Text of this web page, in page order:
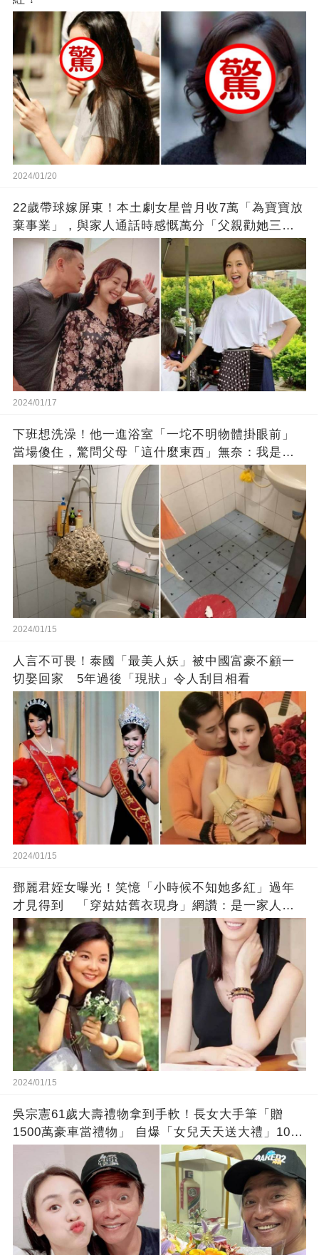
2024/01/20
22歲帶球嫁屏東！本土劇女星曾月收7萬「為寶寶放
棄事業」，與家人通話時感慨萬分「父親勸她三
思」：只有過一次眼淚
2024/01/17
下班想洗澡！他一進浴室「一坨不明物體掛眼前」
當場傻住，驚問父母「這什麼東西」無奈：我是親
生的嗎？
2024/01/15
人言不可畏！泰國「最美人妖」被中國富豪不顧一
切娶回家 5年過後「現狀」令人刮目相看
2024/01/15
鄧麗君姪女曝光！笑憶「小時候不知她多紅」過年
才見得到 「穿姑姑舊衣現身」網讚：是一家人沒
錯!
2024/01/15
吳宗憲61歲大壽禮物拿到手軟！長女大手筆「贈
1500萬豪車當禮物」 自爆「女兒天天送大禮」10年
徒弟也不甘示弱!